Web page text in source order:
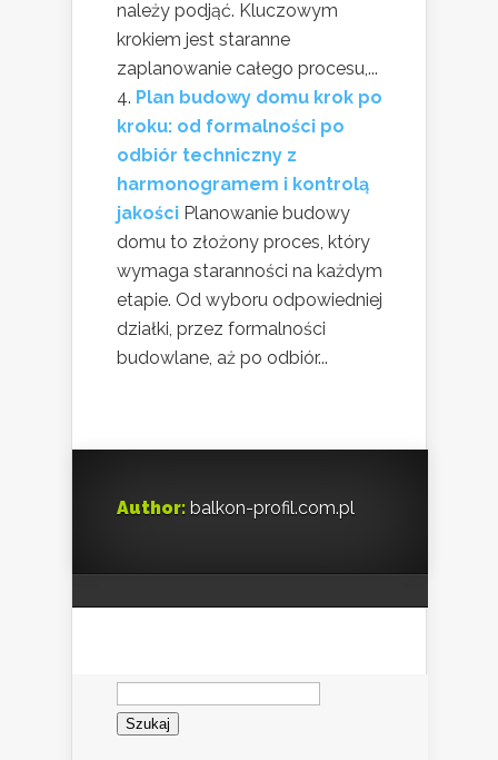
należy podjąć. Kluczowym
krokiem jest staranne
zaplanowanie całego procesu,...
Plan budowy domu krok po
kroku: od formalności po
odbiór techniczny z
harmonogramem i kontrolą
jakości Planowanie budowy
domu to złożony proces, który
wymaga staranności na każdym
etapie. Od wyboru odpowiedniej
działki, przez formalności
budowlane, aż po odbiór...
Author: balkon-profil.com.pl
Szukaj: